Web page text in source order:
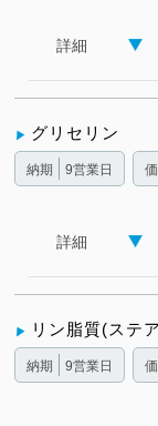
詳細
グリセリン
納期 9営業日
詳細
リン脂質(ステ
納期 9営業日